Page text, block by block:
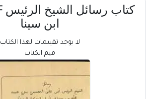
ابن سينا
لا يوجد تقييمات لهذا الكتاب
قيم الكتاب